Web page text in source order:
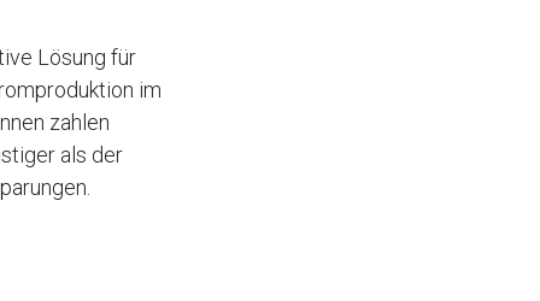
Lösung für
im
zahlen
als der